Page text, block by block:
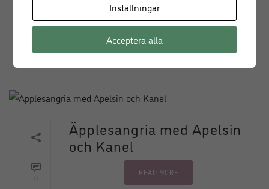
READ MORE
0
Äpplesangria med Apelsin
och Kanel
READ MORE
Inställningar
Acceptera alla